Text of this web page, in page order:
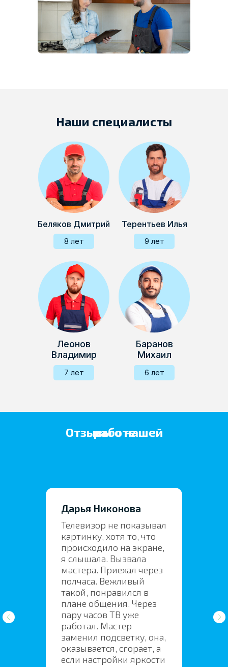
Наши специалисты
Беляков Дмитрий Терентьев Илья
Леонов
Владимир
Баранов
Михаил
8 лет 9 лет
7 лет 6 лет
Отзывы о нашей работе
Дарья Никонова
Телевизор не показывал
картинку, хотя то, что
происходило на экране,
я слышала. Вызвала
мастера. Приехал через
полчаса. Вежливый
такой, понравился в
плане общения. Через
пару часов ТВ уже
работал. Мастер
заменил подсветку, она,
оказывается, сгорает, а
если настройки яркости